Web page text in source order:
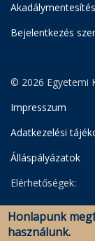
Bejelentkezés
© 2026 Egyetemi
Impresszum
Adatkezelési
Álláspályázatok
Elérhetőségek:
Egyetemi
Levéltár
Honlapunk
használunk.